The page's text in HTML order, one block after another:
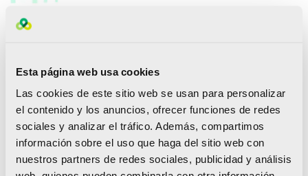
Esta página web usa cookies
Las cookies de este sitio web se usan para personalizar
el contenido y los anuncios, ofrecer funciones de redes
sociales y analizar el tráfico. Además, compartimos
información sobre el uso que haga del sitio web con
nuestros partners de redes sociales, publicidad y análisis
¿Qué esperas de la celebración de esta primera
edición?
objetivo es cumplir e incluso superar las expectativas
de todas las personas que se acerquen a L’Alqueria
del Minibasket. Estamos convencidos que va a ser así,
y para conseguirlo llevamos varios meses de intenso
trabajo.Para el futuro tenemos el convencimiento de
poder crecer en cantidad y calidad de equipos,
hacerlo extensivo a la categoría alevín de primer año
y llevar a cabo una fase previa autonómica